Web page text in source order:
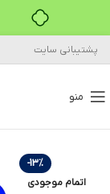
پشتیبانی سایت
منو
-13%
اتمام موجودی